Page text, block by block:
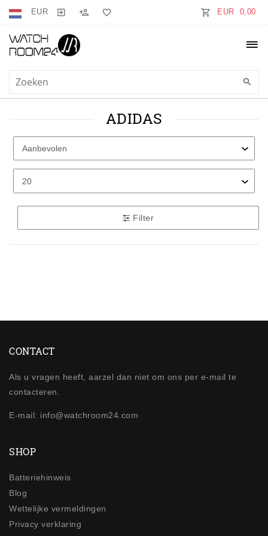
EUR EUR 0,00
ADIDAS
Filter
CONTACT
Als u vragen heeft, aarzel dan niet om ons per e-mail te
contacteren.
E-mail: info@watchroom24.com
SHOP
Batteriehinweis
Blog
Wettelijke vermeldingen
Privacy verklaring